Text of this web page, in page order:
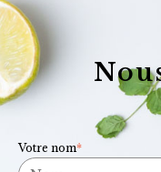
Votre nom*